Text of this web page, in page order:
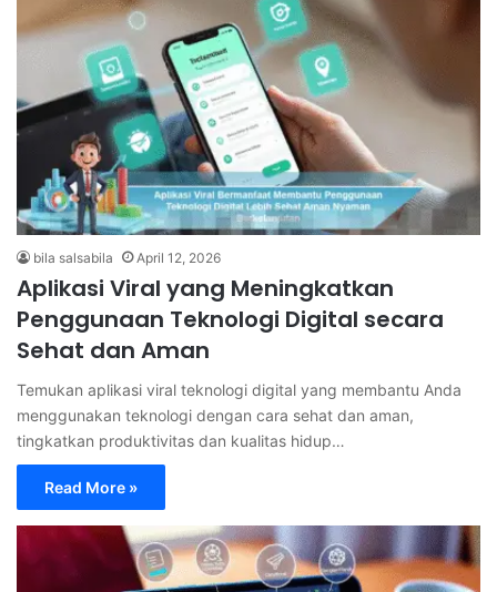
bila salsabila April 12, 2026
Aplikasi Viral yang Meningkatkan
Penggunaan Teknologi Digital secara
Sehat dan Aman
Temukan aplikasi viral teknologi digital yang membantu Anda
menggunakan teknologi dengan cara sehat dan aman,
tingkatkan produktivitas dan kualitas hidup…
Read More »